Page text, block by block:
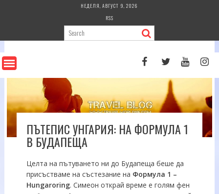
НЕДЕЛЯ, АВГУСТ 9, 2026
RSS
ПЪТЕПИС УНГАРИЯ: НА ФОРМУЛА 1
В БУДАПЕЩА
Целта на пътуването ни до Будапеща беше да
присъстваме на състезание на Формула 1 –
Hungaroring. Симеон открай време е голям фен